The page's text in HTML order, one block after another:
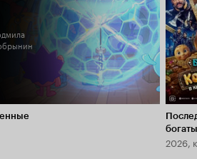
2.8
2026,